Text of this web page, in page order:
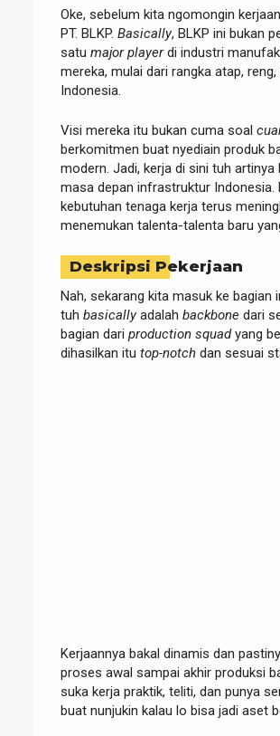
Oke, sebelum kita ngomongin
PT. BLKP. Basically, BLKP ini bukan
satu major playerdi industri
mereka, mulai dari rangka atap,
Indonesia.
Visi mereka itu bukan cuma soal
berkomitmen buat nyediain produk
modern. Jadi, kerja di sini tuh
masa depan infrastruktur
kebutuhan tenaga kerja terus
menemukan talenta-talenta baru
Deskripsi Pekerjaan
Nah, sekarang kita masuk ke
tuh basicallyadalah backbone dari
bagian dari production squadyang
dihasilkan itu top-notch dan sesuai
Kerjaannya bakal dinamis dan
proses awal sampai akhir produksi
suka kerja praktik, teliti, dan punya
buat nunjukin kalau lo bisa jadi aset